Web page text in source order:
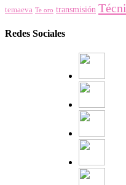
temaeva Te oro transmisión
Redes Sociales